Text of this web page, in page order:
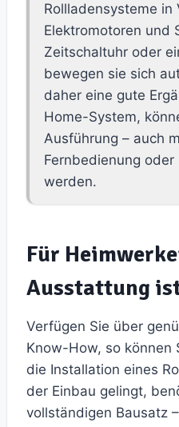
Rollladensysteme in
Elektromotoren und
Zeitschaltuhr oder
bewegen sie sich
daher eine gute
Home-System,
Ausführung – auch
Fernbedienung
werden.
Für
Ausstattung
Verfügen Sie über
Know-How, so können
die Installation eines
der Einbau gelingt,
vollständigen Bausatz